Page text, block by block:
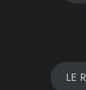
LE